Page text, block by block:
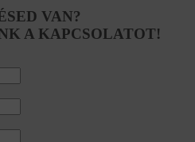
VAN?
A KAPCSOLATOT!